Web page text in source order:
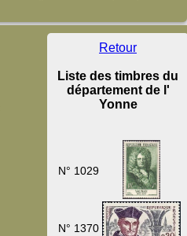
Retour
Liste des timbres du
département de l'
Yonne
N° 1029
N° 1370